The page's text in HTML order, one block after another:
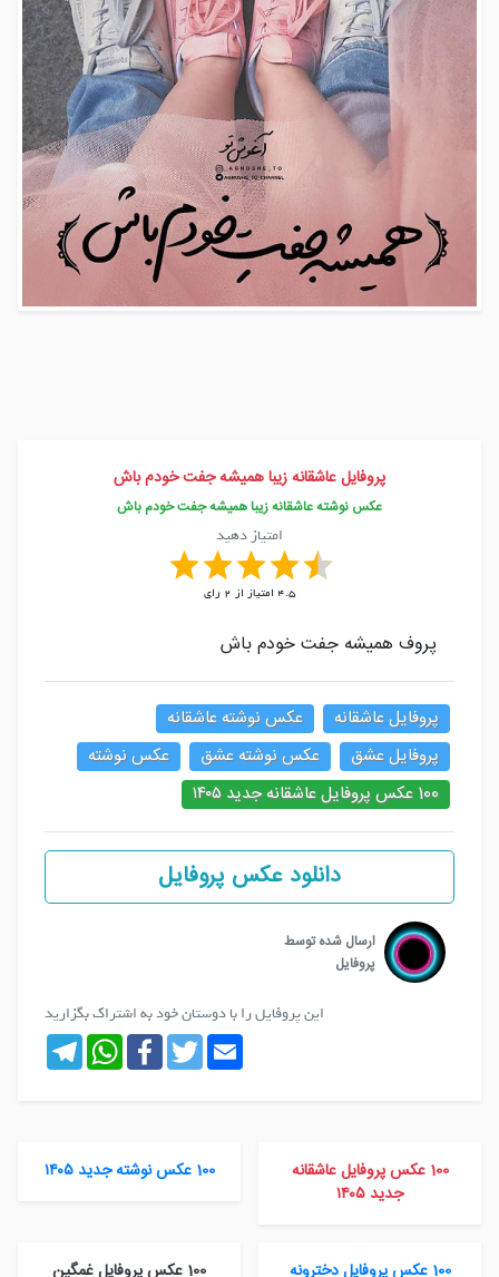
پروفایل عاشقانه زیبا همیشه جفت خودم باش
عکس نوشته عاشقانه زیبا همیشه جفت خودم باش
امتیاز دهید
4.5 امتیاز از 2 رای
پروف همیشه جفت خودم باش
پروفایل عاشقانه
عکس نوشته عاشقانه
پروفایل عشق
عکس نوشته عشق
عکس نوشته
100 عکس پروفایل عاشقانه جدید ۱۴۰۵
دانلود عکس پروفایل
ارسال شده توسط
پروفایل
این پروفایل را با دوستان خود به اشتراک بگزارید
Telegram
WhatsAppFacebookTwitterEmail
100 عکس پروفایل عاشقانه
جدید ۱۴۰۵
100 عکس نوشته جدید ۱۴۰۵
100 عکس پروفایل دخترونه
100 عکس پروفایل غمگین